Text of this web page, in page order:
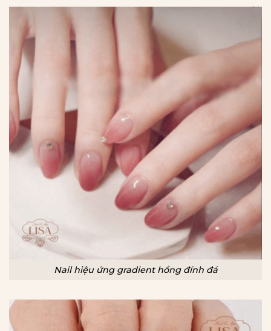
Nail hiệu ứng gradient hồng đính đá